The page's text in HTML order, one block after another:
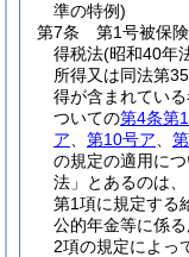
準の特例)
第7条
第1号被保
得税法(昭和40年
所得又は同法第
得が含まれてい
ついての第4条第
ア
第10号ア
の規定の適用につ
法」とあるのは
第1項に規定する
公的年金等に係
2項の規定によっ